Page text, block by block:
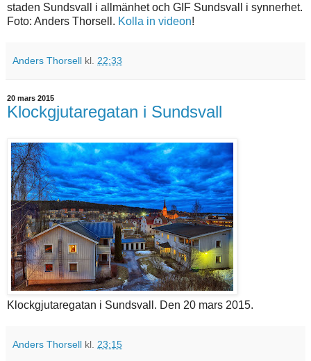
staden Sundsvall i allmänhet och GIF Sundsvall i synnerhet.
Foto: Anders Thorsell. Kolla in videon!
Anders Thorsell kl. 22:33
20 mars 2015
Klockgjutaregatan i Sundsvall
Klockgjutaregatan i Sundsvall. Den 20 mars 2015.
Anders Thorsell kl. 23:15